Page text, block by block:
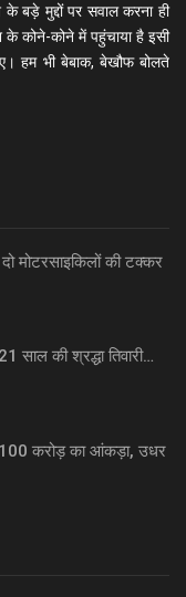
बड़े मुद्दों पर सवाल करना ही
कोने-कोने में पहुंचाया है इसी
हम भी बेबाक, बेखौफ बोलते
मोटरसाइकिलों की टक्कर
की श्रद्धा तिवारी…
100 करोड़ का आंकड़ा, उधर